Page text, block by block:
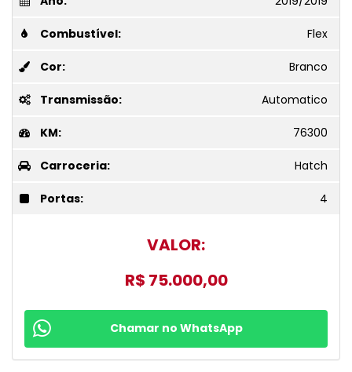
Combustível: Flex
Cor: Branco
Transmissão: Automatico
KM: 76300
Carroceria: Hatch
Portas: 4
VALOR:
R$ 75.000,00
Chamar no WhatsApp